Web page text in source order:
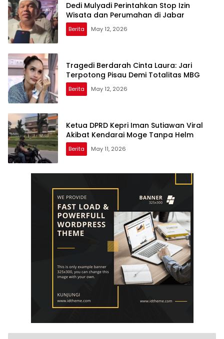
Dedi Mulyadi Perintahkan Stop Izin
Wisata dan Perumahan di Jabar
Berita May 12, 2026
Tragedi Berdarah Cinta Laura: Jari
Terpotong Pisau Demi Totalitas MBG
Berita May 12, 2026
Ketua DPRD Kepri Iman Sutiawan Viral
Akibat Kendarai Moge Tanpa Helm
Berita May 11, 2026